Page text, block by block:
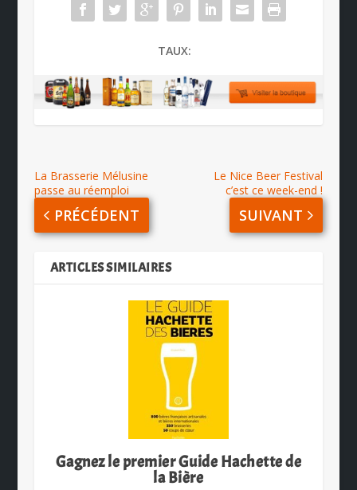
TAUX:
La Brasserie Mélusine
passe au réemploi
PRÉCÉDENT
Le Nice Beer Festival
c’est ce week-end !
SUIVANT
ARTICLES SIMILAIRES
Gagnez le premier Guide Hachette de
la Bière